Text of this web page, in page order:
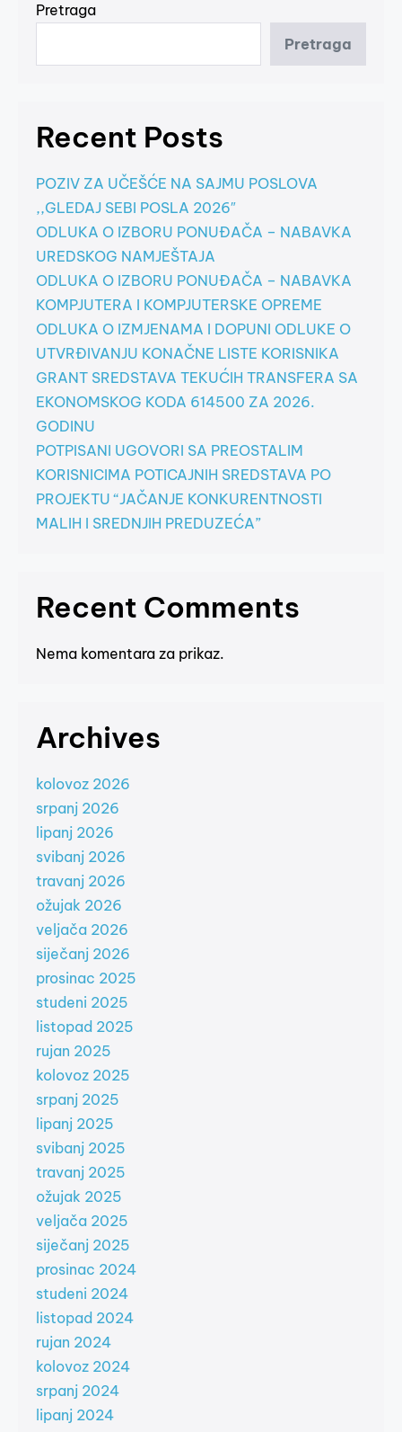
Pretraga
Pretraga
Recent Posts
POZIV ZA UČEŠĆE NA SAJMU POSLOVA
,,GLEDAJ SEBI POSLA 2026″
ODLUKA O IZBORU PONUĐAČA – NABAVKA
UREDSKOG NAMJEŠTAJA
ODLUKA O IZBORU PONUĐAČA – NABAVKA
KOMPJUTERA I KOMPJUTERSKE OPREME
ODLUKA O IZMJENAMA I DOPUNI ODLUKE O
UTVRĐIVANJU KONAČNE LISTE KORISNIKA
GRANT SREDSTAVA TEKUĆIH TRANSFERA SA
EKONOMSKOG KODA 614500 ZA 2026.
GODINU
POTPISANI UGOVORI SA PREOSTALIM
KORISNICIMA POTICAJNIH SREDSTAVA PO
PROJEKTU “JAČANJE KONKURENTNOSTI
MALIH I SREDNJIH PREDUZEĆA”
Recent Comments
Nema komentara za prikaz.
Archives
kolovoz 2026
srpanj 2026
lipanj 2026
svibanj 2026
travanj 2026
ožujak 2026
veljača 2026
siječanj 2026
prosinac 2025
studeni 2025
listopad 2025
rujan 2025
kolovoz 2025
srpanj 2025
lipanj 2025
svibanj 2025
travanj 2025
ožujak 2025
veljača 2025
siječanj 2025
prosinac 2024
studeni 2024
listopad 2024
rujan 2024
kolovoz 2024
srpanj 2024
lipanj 2024